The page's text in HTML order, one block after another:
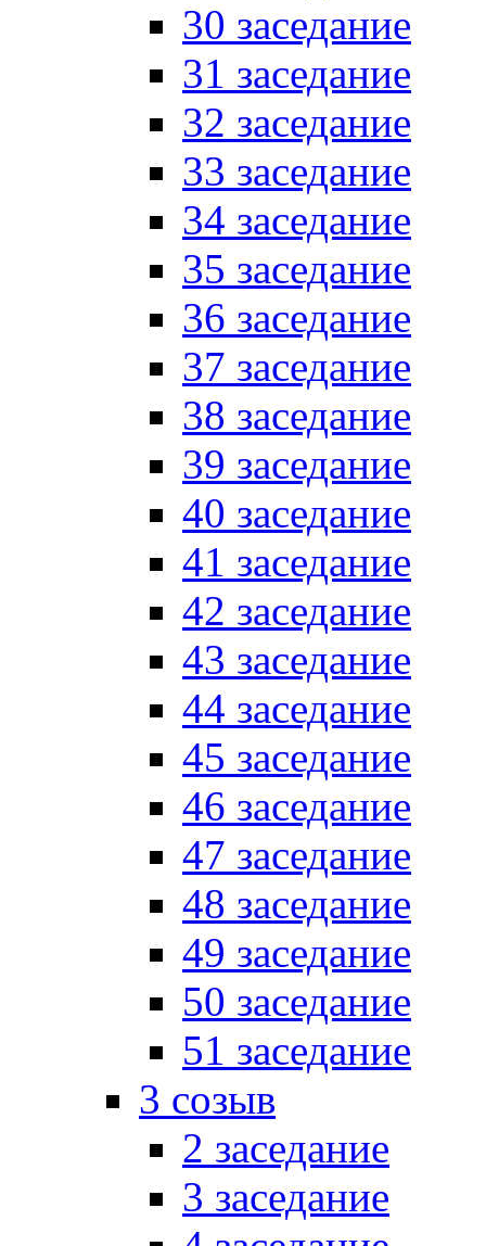
30 заседание
31 заседание
32 заседание
33 заседание
34 заседание
35 заседание
36 заседание
37 заседание
38 заседание
39 заседание
40 заседание
41 заседание
42 заседание
43 заседание
44 заседание
45 заседание
46 заседание
47 заседание
48 заседание
49 заседание
50 заседание
51 заседание
3 созыв
2 заседание
3 заседание